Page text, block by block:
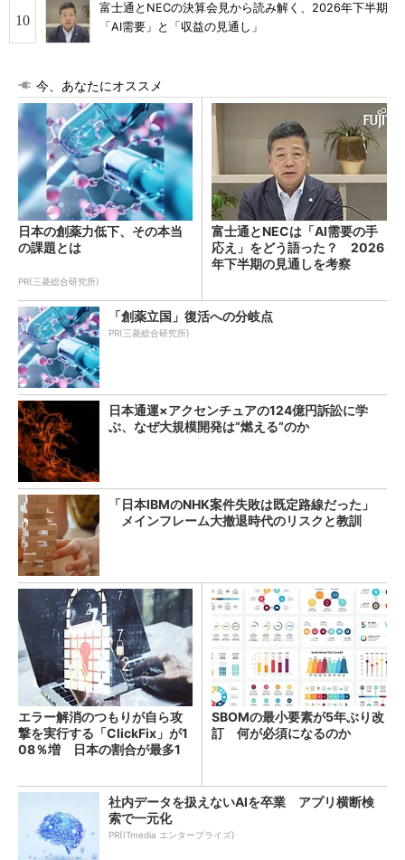
富士通とNECの決算会見から読み解く、2026年下半期
「AI需要」と「収益の見通し」
今、あなたにオススメ
日本の創薬力低下、その本当
の課題とは
PR(三菱総合研究所)
富士通とNECは「AI需要の手
応え」をどう語った？ 2026
年下半期の見通しを考察
「創薬立国」復活への分岐点
PR(三菱総合研究所)
日本通運×アクセンチュアの124億円訴訟に学
ぶ、なぜ大規模開発は“燃える”のか
「日本IBMのNHK案件失敗は既定路線だった」
メインフレーム大撤退時代のリスクと教訓
エラー解消のつもりが自ら攻
撃を実行する「ClickFix」が1
08％増 日本の割合が最多1
SBOMの最小要素が5年ぶり改
訂 何が必須になるのか
社内データを扱えないAIを卒業 アプリ横断検
索で一元化
PR(ITmedia エンタープライズ)